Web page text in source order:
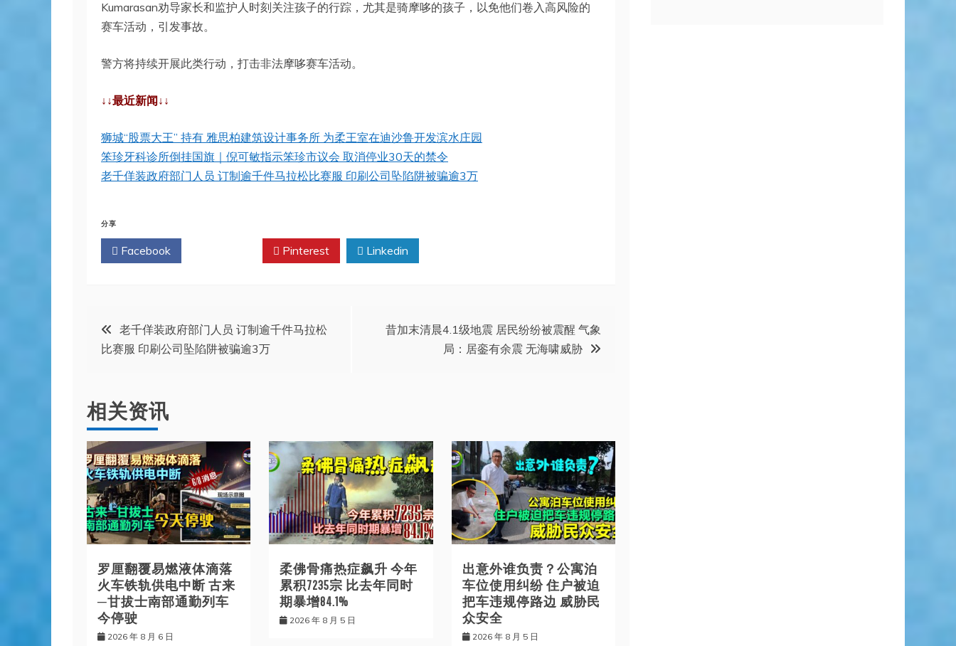
Kumarasan劝导家长和监护人时刻关注孩子的行踪，尤其是骑摩哆的孩子，以免他们卷入高风险的
赛车活动，引发事故。
警方将持续开展此类行动，打击非法摩哆赛车活动。
↓↓最近新闻↓↓
狮城“股票大王” 持有 雅思柏建筑设计事务所 为柔王室在迪沙鲁开发滨水庄园
笨珍牙科诊所倒挂国旗｜倪可敏指示笨珍市议会 取消停业30天的禁令
老千佯装政府部门人员 订制逾千件马拉松比赛服 印刷公司坠陷阱被骗逾3万
分享
Facebook Pinterest Linkedin
文
章
导
航
老千佯装政府部门人员 订制逾千件马拉松
比赛服 印刷公司坠陷阱被骗逾3万
昔加末清晨4.1级地震 居民纷纷被震醒 气象
局：居銮有余震 无海啸威胁
相关资讯
罗厘翻覆易燃液体滴落
火车铁轨供电中断 古来
─甘拔士南部通勤列车
今停驶
2026 年 8 月 6 日
柔佛骨痛热症飙升 今年
累积7235宗 比去年同时
期暴增84.1%
2026 年 8 月 5 日
出意外谁负责？公寓泊
车位使用纠纷 住户被迫
把车违规停路边 威胁民
众安全
2026 年 8 月 5 日